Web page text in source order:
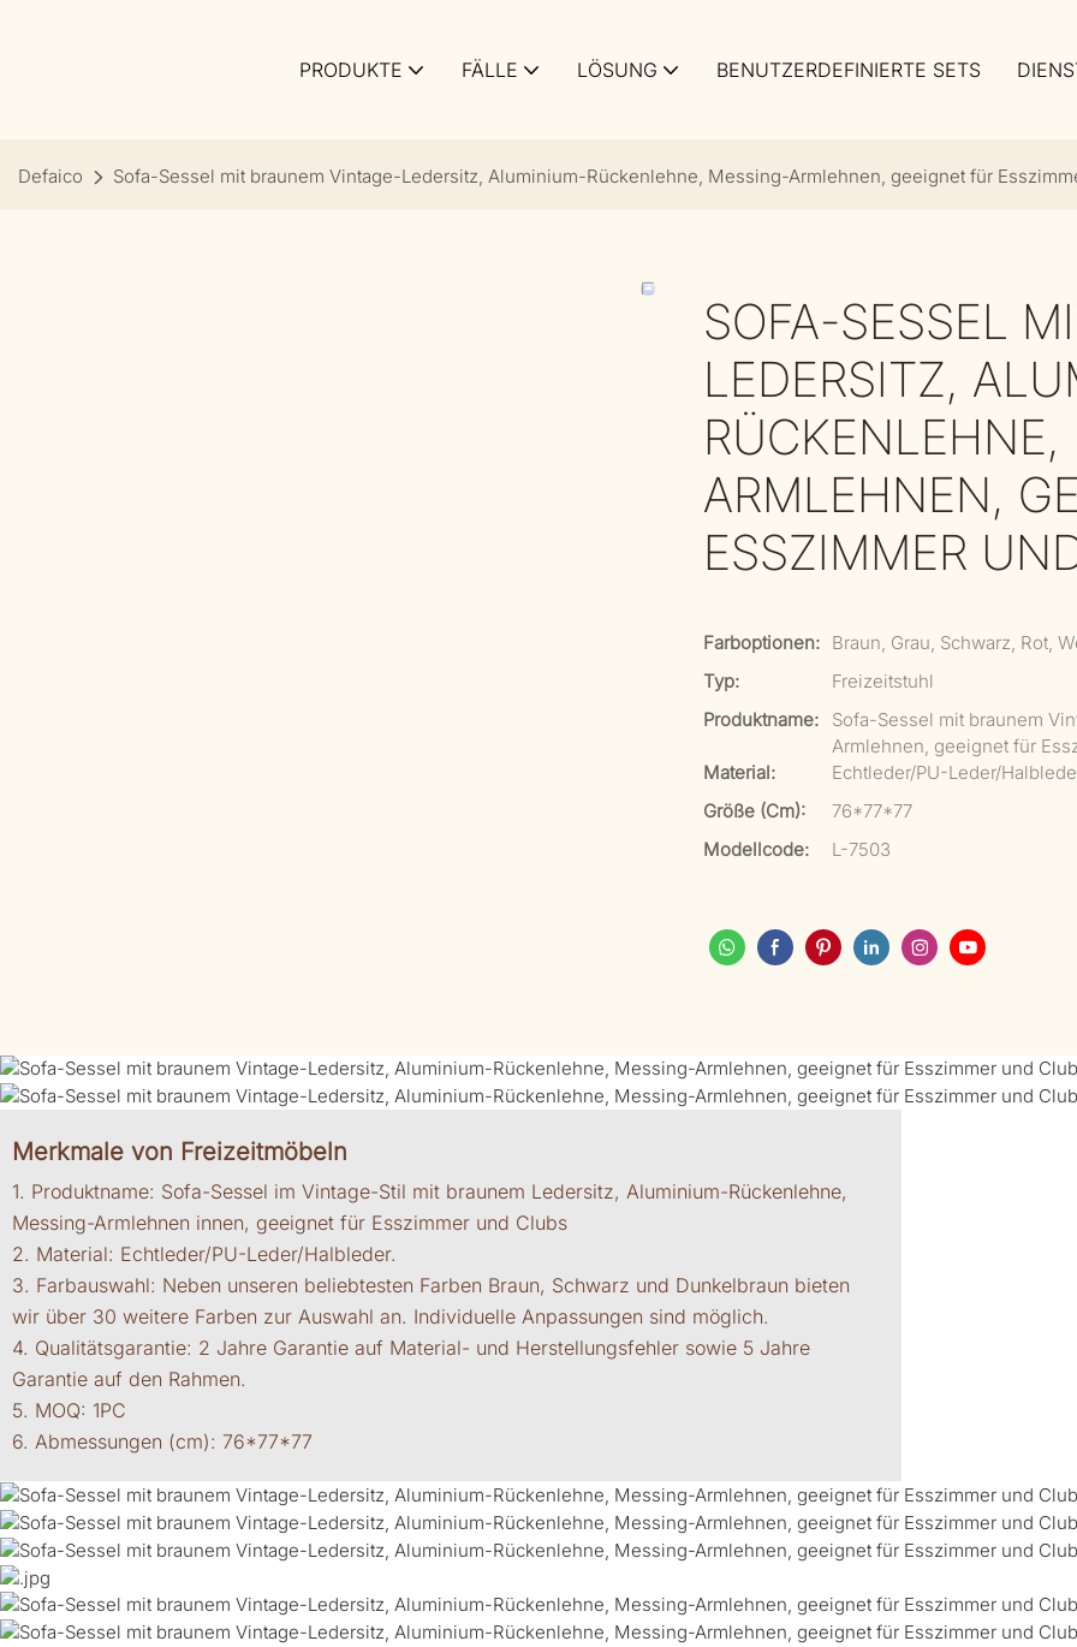
PRODUKTE FÄLLE LÖSUNG BENUTZERDEFINIERTE SETS
Defaico Sofa-Sessel mit braunem Vintage-Ledersitz, Aluminium-Rückenlehne, Messing-Armlehnen, geeignet für
SOFA-SESSEL
LEDERSITZ,
ARMLEHNEN,
ESSZIMMER
Farboptionen: Braun, Grau, Schwarz, Rot,
Typ:
Freizeitstuhl
Produktname:
Sofa-Sessel mit braunem
Armlehnen, geeignet für
Material:
Echtleder/PU-Leder/
Größe (cm):
76*77*77
Modellcode:
L-7503
Merkmale von Freizeitmöbeln
1. Produktname: Sofa-Sessel im Vintage-Stil mit braunem Ledersitz, Aluminium-Rückenlehne,
Messing-Armlehnen innen, geeignet für Esszimmer und Clubs
2. Material: Echtleder/PU-Leder/Halbleder.
3. Farbauswahl: Neben unseren beliebtesten Farben Braun, Schwarz und Dunkelbraun bieten
wir über 30 weitere Farben zur Auswahl an. Individuelle Anpassungen sind möglich.
4. Qualitätsgarantie: 2 Jahre Garantie auf Material- und Herstellungsfehler sowie 5 Jahre
Garantie auf den Rahmen.
5. MOQ: 1PC
6. Abmessungen (cm): 76*77*77